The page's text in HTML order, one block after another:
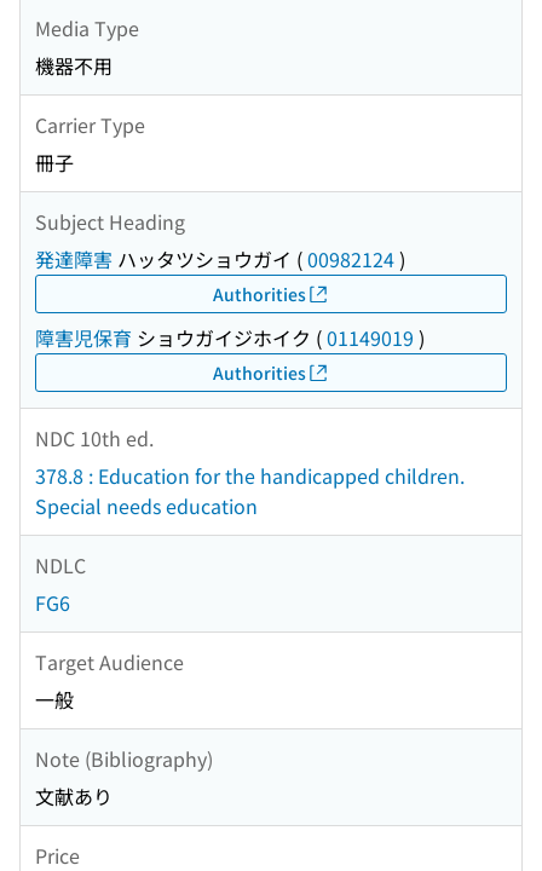
Media Type
機器不用
Carrier Type
冊子
Subject Heading
発達障害 ハッタツショウガイ (00982124)
Authorities
障害児保育 ショウガイジホイク (01149019 )
Authorities
NDC 10th ed.
378.8 : Education for the handicapped children.
Special needs education
NDLC
FG6
Target Audience
一般
Note (Bibliography)
文献あり
Price